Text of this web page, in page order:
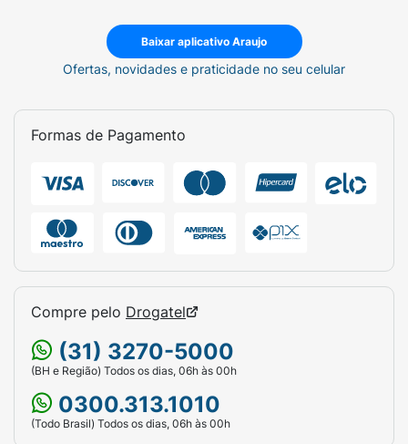
Baixar aplicativo Araujo
Ofertas, novidades e praticidade no seu celular
Formas de Pagamento
Compre pelo Drogatel
(31) 3270-5000
(BH e Região) Todos os dias, 06h às 00h
0300.313.1010
(Todo Brasil) Todos os dias, 06h às 00h